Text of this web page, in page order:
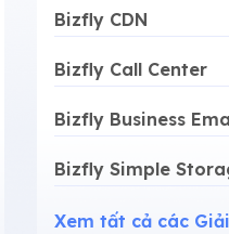
Bizfly CDN
Bizfly Call Center
Bizfly Business
Bizfly Simple
Xem tất cả các